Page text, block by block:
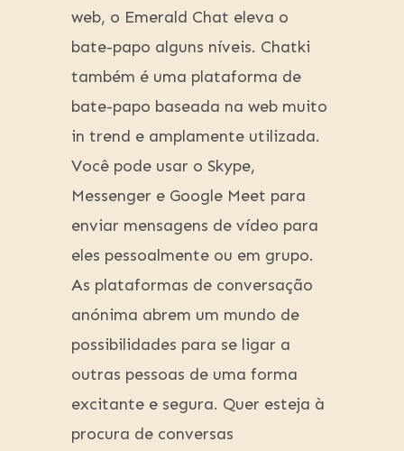
web, o Emerald Chat eleva o
bate-papo alguns níveis. Chatki
também é uma plataforma de
bate-papo baseada na web muito
in trend e amplamente utilizada.
Você pode usar o Skype,
Messenger e Google Meet para
enviar mensagens de vídeo para
eles pessoalmente ou em grupo.
As plataformas de conversação
anónima abrem um mundo de
possibilidades para se ligar a
outras pessoas de uma forma
excitante e segura. Quer esteja à
procura de conversas